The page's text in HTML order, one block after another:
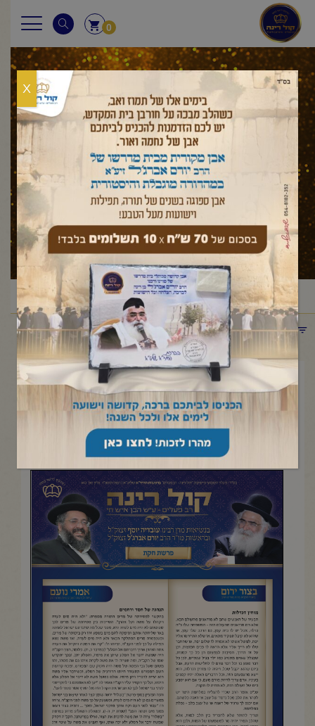
0
עלון לשבת
ראשי/ עלון לשבת /במדבר/חקת/פרשת חקת
תפריט קטגוריות
פרשת חקת
יוני 19, 2026
העלון השבועי מישיבת "קול רינה- רב פעלים" |תמוז תשפ"ו
להדפסה והורדה בקובץ pdf לחץ כאן>
X